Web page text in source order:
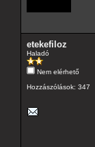
etekefiloz
Haladó
Nem elérhető
Hozzászólások: 347